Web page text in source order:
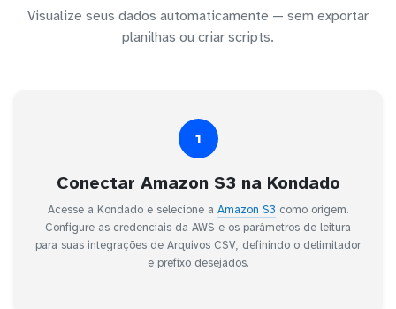
Visualize seus dados automaticamente — sem exportar
planilhas ou criar scripts.
1
Conectar Amazon S3 na Kondado
Acesse a Kondado e selecione a Amazon S3 como origem.
Configure as credenciais da AWS e os parâmetros de leitura
para suas integrações de Arquivos CSV, definindo o delimitador
e prefixo desejados.